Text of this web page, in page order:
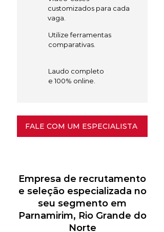
customizados para cada
vaga.
Utilize ferramentas
comparativas.
Laudo completo
e 100% online.
FALE COM UM ESPECIALISTA
Empresa de recrutamento
e seleção especializada no
seu segmento em
Parnamirim, Rio Grande do
Norte